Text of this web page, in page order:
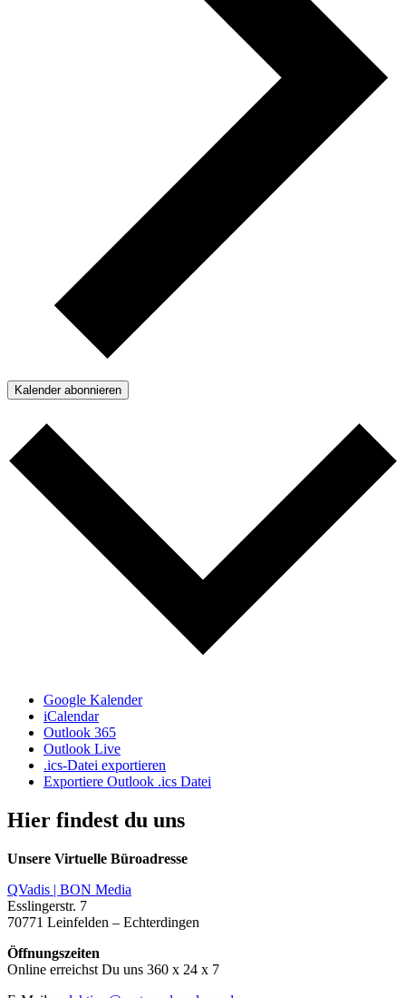
Kalender abonnieren
Google Kalender
iCalendar
Outlook 365
Outlook Live
.ics-Datei exportieren
Exportiere Outlook .ics Datei
Hier findest du uns
Unsere Virtuelle Büroadresse
QVadis | BON Media
Esslingerstr. 7
70771 Leinfelden – Echterdingen
Öffnungszeiten
Online erreichst Du uns 360 x 24 x 7